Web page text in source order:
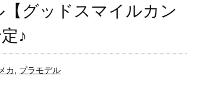
グッドスマイルカン
♪
カ, プラモデル